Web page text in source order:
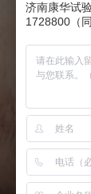
济南康华试
1728800（同